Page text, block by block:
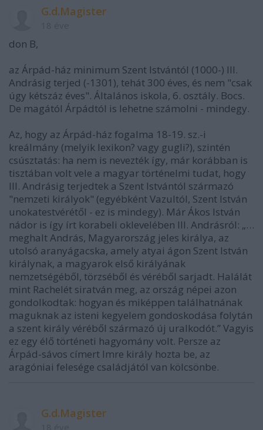
G.d.Magister
don B,
az Árpád-ház minimum Szent Istvántól (1000-) III.
Andrásig terjed (-1301), tehát 300 éves, és nem "csak
úgy kétszáz éves". Általános iskola, 6. osztály. Bocs.
De magától Árpádtól is lehetne számolni - mindegy.
Az, hogy az Árpád-ház fogalma 18-19. sz.-i
kreálmány (melyik lexikon? vagy gugli?), szintén
csúsztatás: ha nem is nevezték így, már korábban is
tisztában volt vele a magyar történelmi tudat, hogy
III. Andrásig terjedtek a Szent Istvántól származó
"nemzeti királyok" (egyébként Vazultól, Szent István
unokatestvérétől - ez is mindegy). Már Ákos István
nádor is így írt korabeli oklevelében III. Andrásról: „…
meghalt András, Magyarország jeles királya, az
utolsó aranyágacska, amely atyai ágon Szent István
királynak, a magyarok első királyának
nemzetségéből, törzséből és véréből sarjadt. Halálát
mint Rachelét siratván meg, az ország népei azon
gondolkodtak: hogyan és miképpen találhatnának
maguknak az isteni kegyelem gondoskodása folytán
a szent király véréből származó új uralkodót.” Vagyis
ez egy élő történeti hagyomány volt. Persze az
Árpád-sávos címert Imre király hozta be, az
aragóniai felesége családjától van kölcsönbe.
G.d.Magister